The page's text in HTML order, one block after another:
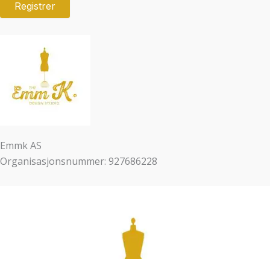
Emmk AS
Organisasjonsnummer: 927686228